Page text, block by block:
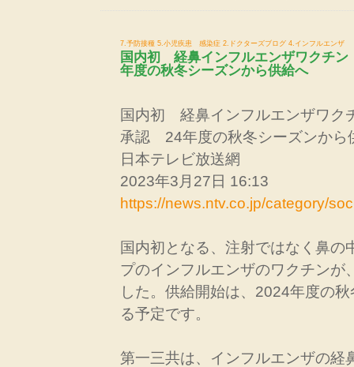
7.予防接種 5.小児疾患 感染症 2.ドクターズブログ 4.インフルエンザ
国内初 経鼻インフルエンザワクチ
年度の秋冬シーズンから供給へ
国内初 経鼻インフルエンザワク
承認 24年度の秋冬シーズンから
日本テレビ放送網
2023年3月27日 16:13
https://news.ntv.co.jp/category/
国内初となる、注射ではなく鼻の
プのインフルエンザのワクチンが
した。供給開始は、2024年度の
る予定です。
第一三共は、インフルエンザの経